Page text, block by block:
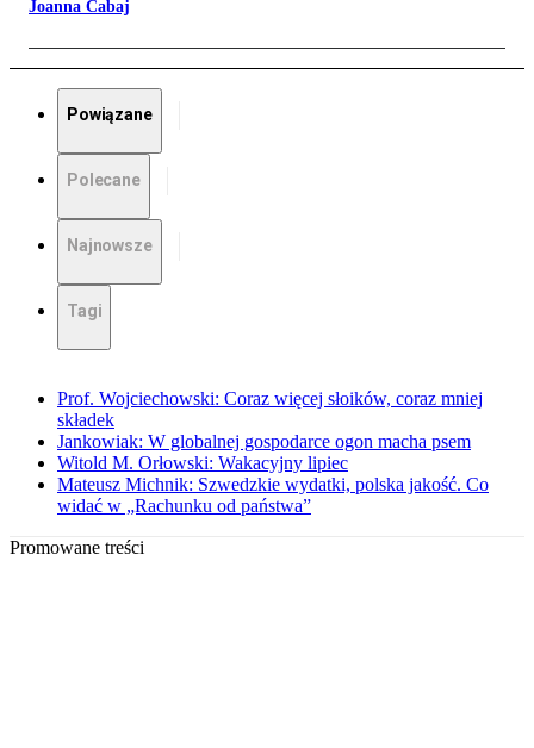
Joanna Cabaj
Powiązane
Polecane
Najnowsze
Tagi
Prof. Wojciechowski: Coraz więcej słoików, coraz mniej
składek
Jankowiak: W globalnej gospodarce ogon macha psem
Witold M. Orłowski: Wakacyjny lipiec
Mateusz Michnik: Szwedzkie wydatki, polska jakość. Co
widać w „Rachunku od państwa”
Promowane treści